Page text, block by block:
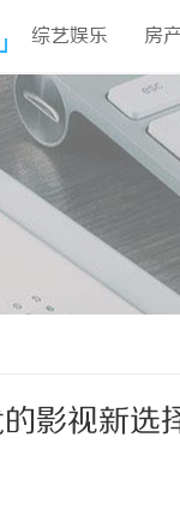
综艺娱乐 房
影视新选